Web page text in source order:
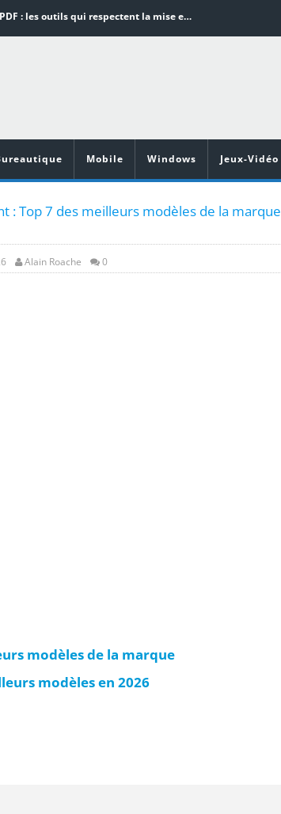
Word en PDF : les outils qui respectent la mise en page
Vidéoprojecteurs Asus : Top 6 des meilleurs modèles de la marque
Mobile Windows Jeux-Vidéo
: Top 7 des meilleurs modèles de la marque
Alain Roache 0
modèles de la marque
modèles en 2026